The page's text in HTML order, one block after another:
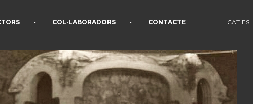
• COL·LABORADORS • CONTACTE CAT ES